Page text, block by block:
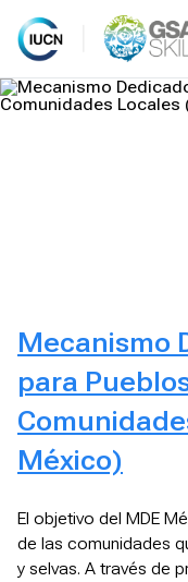
Skip
to
Mecanismo
para
México)
El objetivo del MDE
de las comunidades
y selvas. A través de